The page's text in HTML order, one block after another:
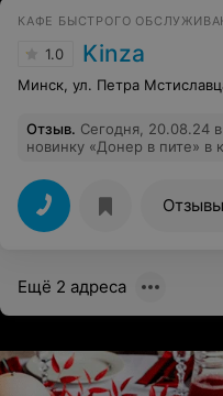
убирают посуду и
бегать искать этих ребят
бы таких заведений в
КАФЕ БЫСТРОГО
1.0 Kinza
Минск, ул. Петра
Отзыв. Сегодня, 20.08.24
новинку «Донер в пите» в
донер был открыт для
была обнаружена плесень. Донер
сотрудникам Кинзы для
товара, однако сотрудники
плесени. Кормить людей
время покупали там
санитарная служба
Отзывы
Ещё 2 адреса